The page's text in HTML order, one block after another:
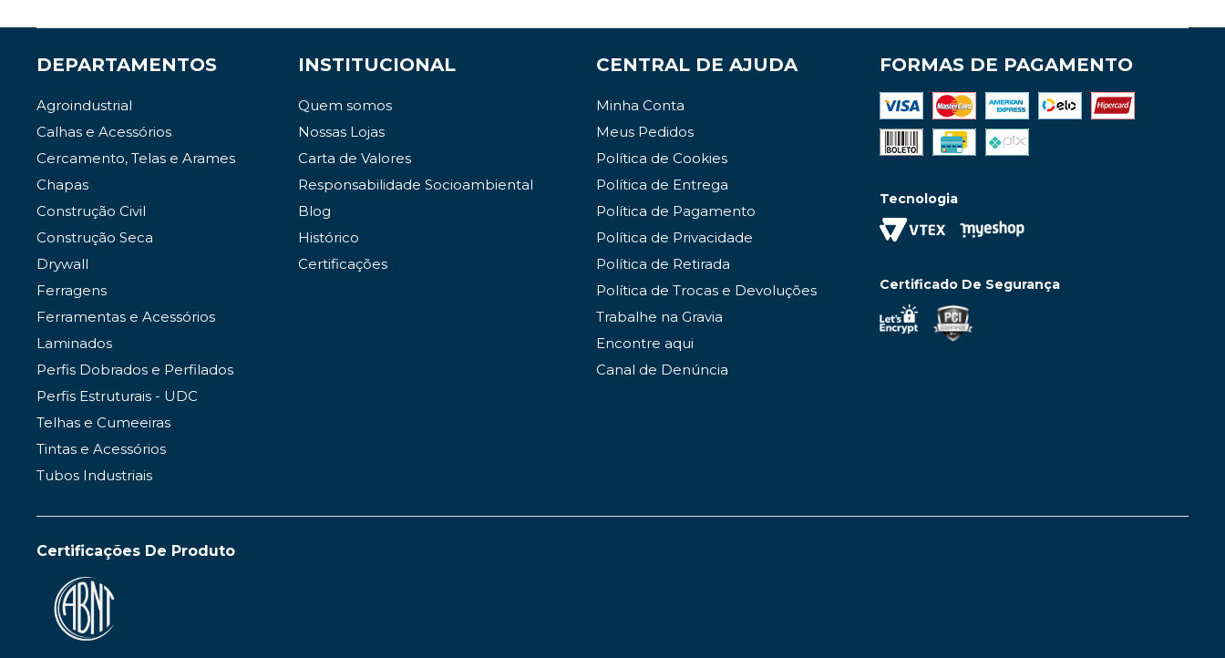
DEPARTAMENTOS
Agroindustrial
Calhas e Acessórios
Cercamento, Telas e Arames
Chapas
Construção Civil
Construção Seca
Drywall
Ferragens
Ferramentas e Acessórios
Laminados
Perfis Dobrados e Perfilados
Perfis Estruturais - UDC
Telhas e Cumeeiras
Tintas e Acessórios
Tubos Industriais
INSTITUCIONAL
Quem somos
Nossas Lojas
Carta de Valores
Responsabilidade Socioambiental
Blog
Histórico
Certificações
CENTRAL DE AJUDA
Minha Conta
Meus Pedidos
Política de Cookies
Política de Entrega
Política de Pagamento
Política de Privacidade
Política de Retirada
Política de Trocas e Devoluções
Trabalhe na Gravia
Encontre aqui
Canal de Denúncia
FORMAS DE PAGAMENTO
Tecnologia
Certificado De Segurança
Certificações De Produto